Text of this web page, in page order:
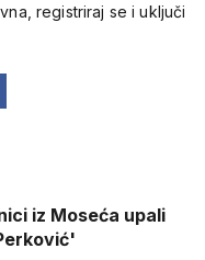
registriraj se i uključi
iz Moseća upali